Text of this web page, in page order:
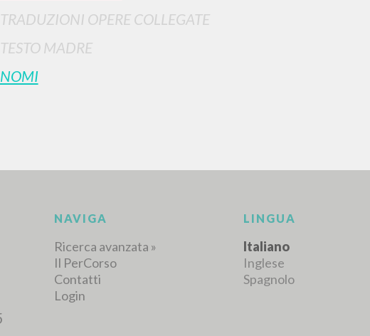
TRADUZIONI OPERE COLLEGATE
TESTO MADRE
NOMI
NAVIGA LINGUA